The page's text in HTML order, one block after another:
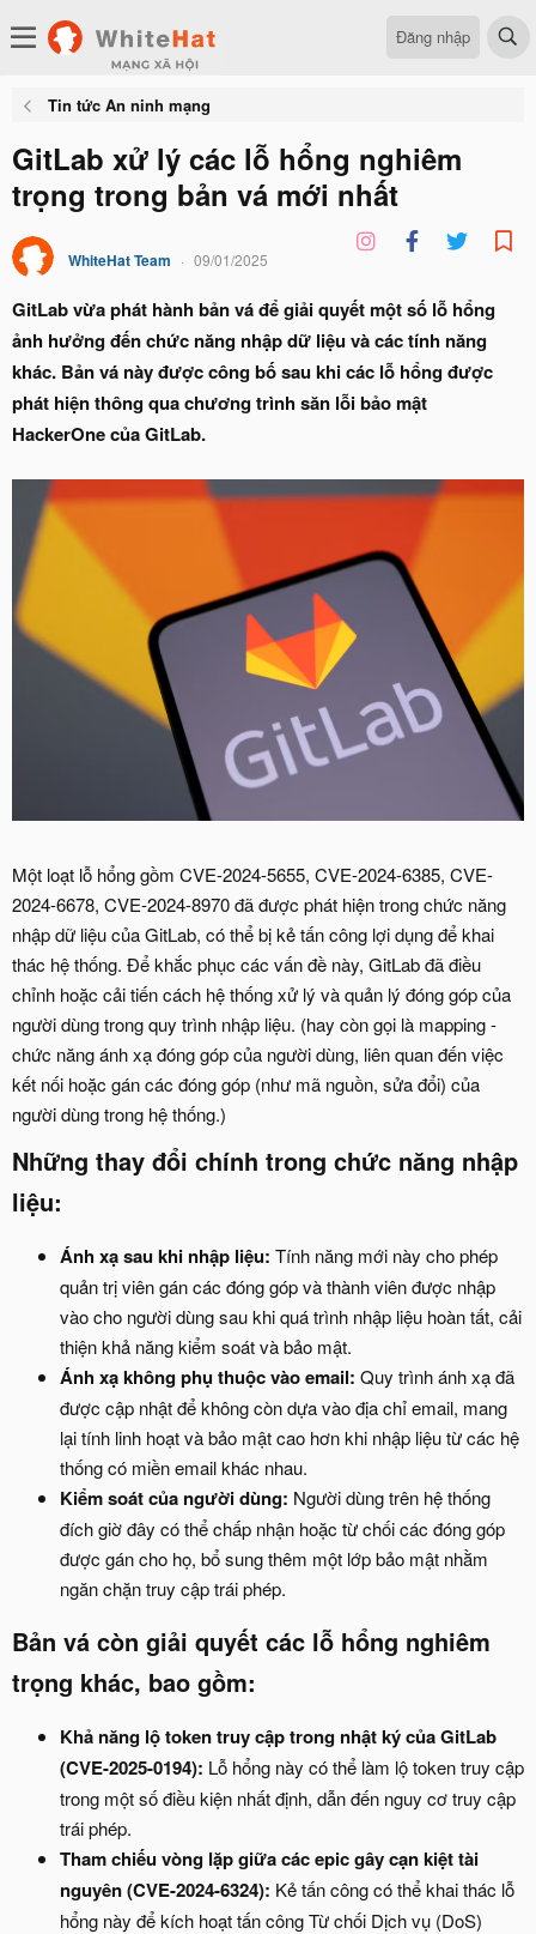
Đăng nhập
Tin tức An ninh mạng
GitLab xử lý các lỗ hổng nghiêm
trọng trong bản vá mới nhất
WhiteHat Team 09/01/2025
GitLab vừa phát hành bản vá để giải quyết một số lỗ hổng
ảnh hưởng đến chức năng nhập dữ liệu và các tính năng
khác. Bản vá này được công bố sau khi các lỗ hổng được
phát hiện thông qua chương trình săn lỗi bảo mật
HackerOne của GitLab.
Một loạt lỗ hổng gồm CVE-2024-5655, CVE-2024-6385, CVE-
2024-6678, CVE-2024-8970 đã được phát hiện trong chức năng
nhập dữ liệu của GitLab, có thể bị kẻ tấn công lợi dụng để khai
thác hệ thống. Để khắc phục các vấn đề này, GitLab đã điều
chỉnh hoặc cải tiến cách hệ thống xử lý và quản lý đóng góp của
người dùng trong quy trình nhập liệu. (hay còn gọi là mapping -
chức năng ánh xạ đóng góp của người dùng, liên quan đến việc
kết nối hoặc gán các đóng góp (như mã nguồn, sửa đổi) của
người dùng trong hệ thống.)
Những thay đổi chính trong chức năng nhập
liệu:
Ánh xạ sau khi nhập liệu: Tính năng mới này cho phép
quản trị viên gán các đóng góp và thành viên được nhập
vào cho người dùng sau khi quá trình nhập liệu hoàn tất, cải
thiện khả năng kiểm soát và bảo mật.
Ánh xạ không phụ thuộc vào email: Quy trình ánh xạ đã
được cập nhật để không còn dựa vào địa chỉ email, mang
lại tính linh hoạt và bảo mật cao hơn khi nhập liệu từ các hệ
thống có miền email khác nhau.
Kiểm soát của người dùng: Người dùng trên hệ thống
đích giờ đây có thể chấp nhận hoặc từ chối các đóng góp
được gán cho họ, bổ sung thêm một lớp bảo mật nhằm
ngăn chặn truy cập trái phép.
Bản vá còn giải quyết các lỗ hổng nghiêm
trọng khác, bao gồm:​
Khả năng lộ token truy cập trong nhật ký của GitLab
(CVE-2025-0194): Lỗ hổng này có thể làm lộ token truy cập
trong một số điều kiện nhất định, dẫn đến nguy cơ truy cập
trái phép.
Tham chiếu vòng lặp giữa các epic gây cạn kiệt tài
nguyên (CVE-2024-6324): Kẻ tấn công có thể khai thác lỗ
hổng này để kích hoạt tấn công Từ chối Dịch vụ (DoS)